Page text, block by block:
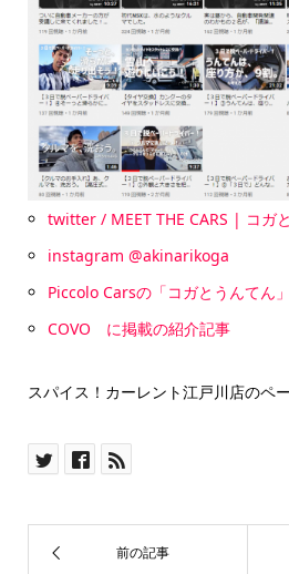
twitter / MEET THE CARS | コガ
instagram @akinarikoga
Piccolo Carsの「コガとうんてん
COVO に掲載の紹介記事
スパイス！カーレント江戸川店のペ